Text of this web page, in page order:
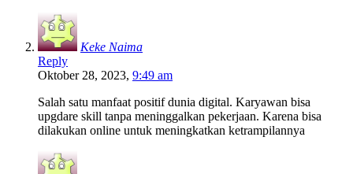
Keke Naima
Reply
Oktober 28, 2023, 9:49 am
Salah satu manfaat positif dunia digital. Karyawan bisa
upgdare skill tanpa meninggalkan pekerjaan. Karena bisa
dilakukan online untuk meningkatkan ketrampilannya